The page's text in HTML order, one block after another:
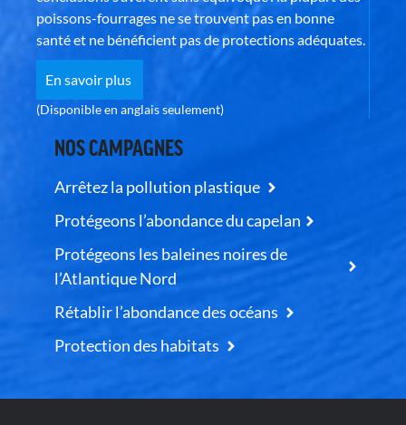
poissons-fourrages ne se trouvent pas en bonne
santé et ne bénéficient pas de protections adéquates.
En savoir plus
(Disponible en anglais seulement)
NOS CAMPAGNES
Arrêtez la pollution plastique
Protégeons l’abondance du capelan
Protégeons les baleines noires de
l’Atlantique Nord
Rétablir l’abondance des océans
Protection des habitats